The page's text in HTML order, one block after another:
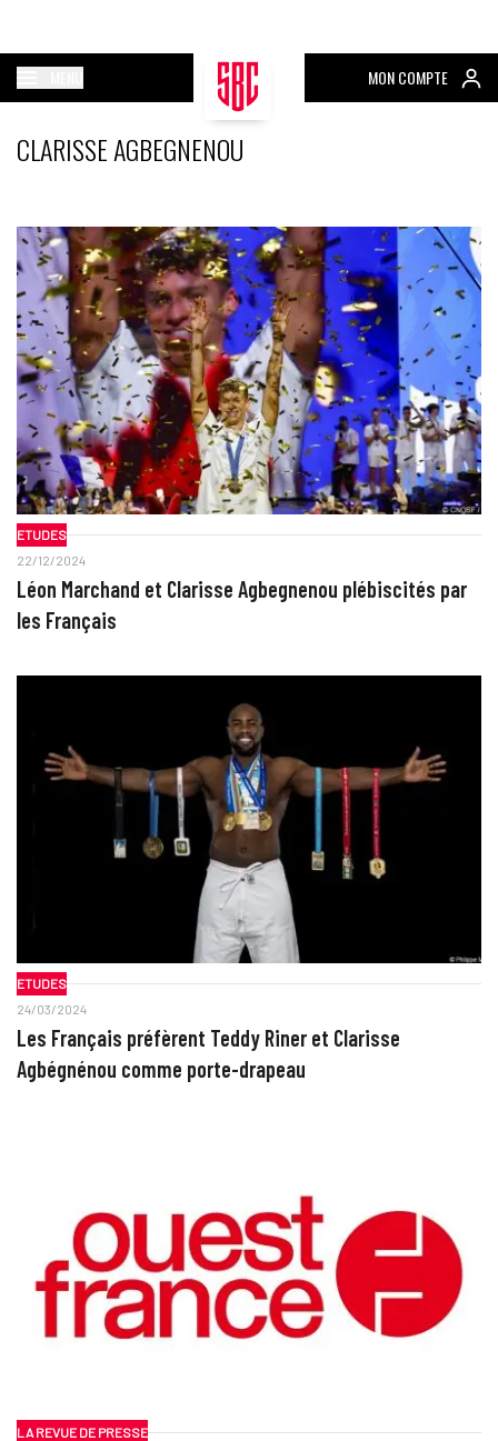
MON COMPTE
CLARISSE AGBEGNENOU
ETUDES
22/12/2024
Léon Marchand et Clarisse Agbegnenou plébiscités par
les Français
ETUDES
24/03/2024
Les Français préfèrent Teddy Riner et Clarisse
Agbégnénou comme porte-drapeau
LA REVUE DE PRESSE